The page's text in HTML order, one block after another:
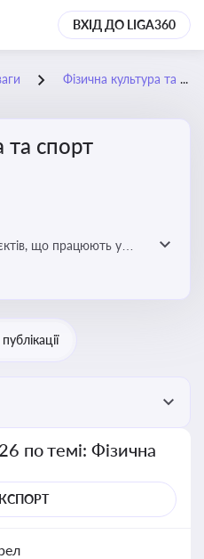
ВХІД ДО LIGA360
Фізична культура та спорт
та спорт
що працюють у
включаючи
і аматорський
та ефективної
цій галузі
публікації
по темі: Фізична